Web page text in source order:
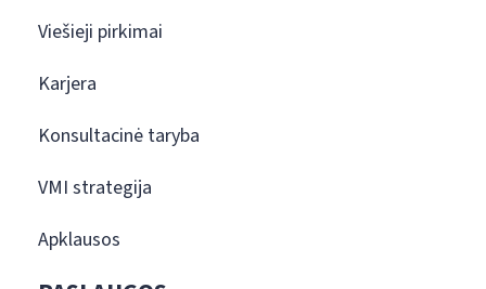
Viešieji pirkimai
Karjera
Konsultacinė taryba
VMI strategija
Apklausos